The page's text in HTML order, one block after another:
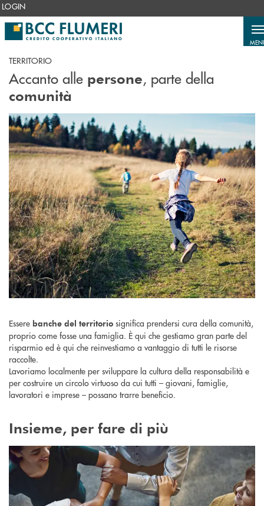
Salta al contenuto principale
LOGIN
TERRITORIO
Accanto alle persone, parte della
comunità
Essere banche del territorio significa prendersi cura della comunità,
proprio come fosse una famiglia. È qui che gestiamo gran parte del
risparmio ed è qui che reinvestiamo a vantaggio di tutti le risorse
raccolte.
Lavoriamo localmente per sviluppare la cultura della responsabilità e
per costruire un circolo virtuoso da cui tutti – giovani, famiglie,
lavoratori e imprese – possano trarre beneficio.
Insieme, per fare di più